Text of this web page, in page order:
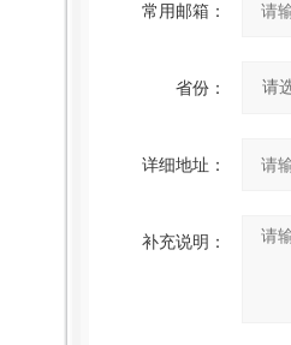
常用邮箱：
省份：
详细地址：
补充说明：